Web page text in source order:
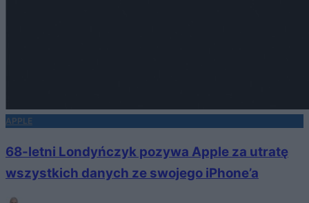
APPLE
68-letni Londyńczyk pozywa Apple za utratę
wszystkich danych ze swojego iPhone’a